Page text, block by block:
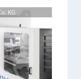
KG